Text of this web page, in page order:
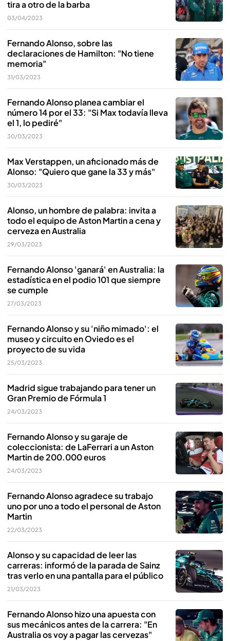
tira a otro de la barba
03/04/2023
Fernando Alonso, sobre las
declaraciones de Hamilton: "No tiene
memoria"
31/03/2023
Fernando Alonso planea cambiar el
número 14 por el 33: "Si Max todavía lleva
el 1, lo pediré"
30/03/2023
Max Verstappen, un aficionado más de
Alonso: "Quiero que gane la 33 y más"
30/03/2023
Alonso, un hombre de palabra: invita a
todo el equipo de Aston Martin a cena y
cerveza en Australia
29/03/2023
Fernando Alonso 'ganará' en Australia: la
estadística en el podio 101 que siempre
se cumple
27/03/2023
Fernando Alonso y su 'niño mimado': el
museo y circuito en Oviedo es el
proyecto de su vida
25/03/2023
Madrid sigue trabajando para tener un
Gran Premio de Fórmula 1
24/03/2023
Fernando Alonso y su garaje de
coleccionista: de LaFerrari a un Aston
Martin de 200.000 euros
24/03/2023
Fernando Alonso agradece su trabajo
uno por uno a todo el personal de Aston
Martin
22/03/2023
Alonso y su capacidad de leer las
carreras: informó de la parada de Sainz
tras verlo en una pantalla para el público
21/03/2023
Fernando Alonso hizo una apuesta con
sus mecánicos antes de la carrera: "En
Australia os voy a pagar las cervezas"